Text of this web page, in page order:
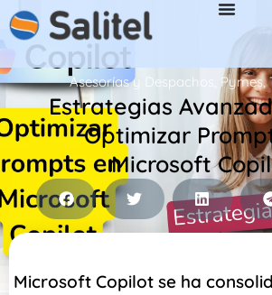
Asesorías y Despachos Pymes,
Estrategias
Optimizar
Microsoft
Microsoft Copilot se ha